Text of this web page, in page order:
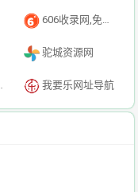
606收录网,免费自动秒收录网址,提供自动收录,网站导航大全源码,自动链,友情链接交换。
驼城资源网
我要乐网址导航